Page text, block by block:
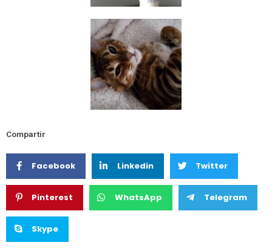
Compartir
Facebook Linkedin Twitter
Pinterest WhatsApp Telegram
Skype